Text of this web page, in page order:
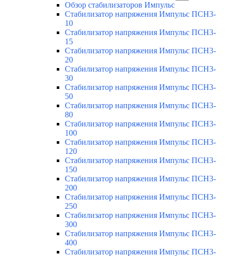
Обзор стабилизаторов Импульс
Стабилизатор напряжения Импульс ПСН3-
10
Стабилизатор напряжения Импульс ПСН3-
15
Стабилизатор напряжения Импульс ПСН3-
20
Стабилизатор напряжения Импульс ПСН3-
30
Стабилизатор напряжения Импульс ПСН3-
50
Стабилизатор напряжения Импульс ПСН3-
80
Стабилизатор напряжения Импульс ПСН3-
100
Стабилизатор напряжения Импульс ПСН3-
120
Стабилизатор напряжения Импульс ПСН3-
150
Стабилизатор напряжения Импульс ПСН3-
200
Стабилизатор напряжения Импульс ПСН3-
250
Стабилизатор напряжения Импульс ПСН3-
300
Стабилизатор напряжения Импульс ПСН3-
400
Стабилизатор напряжения Импульс ПСН3-